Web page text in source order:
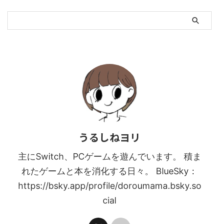
うるしねヨリ
主にSwitch、PCゲームを遊んでいます。 積ま
れたゲームと本を消化する日々。 BlueSky：
https://bsky.app/profile/doroumama.bsky.so
cial